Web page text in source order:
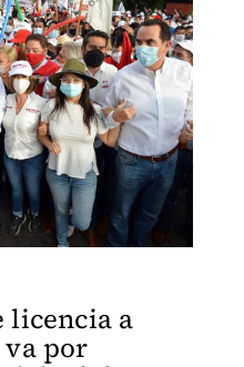
licencia a
por